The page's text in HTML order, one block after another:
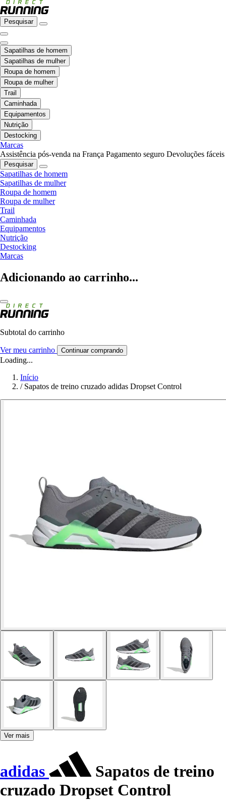
Pesquisar
Sapatilhas de homem
Sapatilhas de mulher
Roupa de homem
Roupa de mulher
Trail
Caminhada
Equipamentos
Nutrição
Destocking
Marcas
Assistência pós-venda na França Pagamento seguro Devoluções fáceis
Pesquisar
Sapatilhas de homem
Sapatilhas de mulher
Roupa de homem
Roupa de mulher
Trail
Caminhada
Equipamentos
Nutrição
Destocking
Marcas
Adicionando ao carrinho...
Subtotal do carrinho
Ver meu carrinho Continuar comprando
Loading...
Início
/ Sapatos de treino cruzado adidas Dropset Control
Ver mais
adidas
Sapatos de treino
cruzado Dropset Control